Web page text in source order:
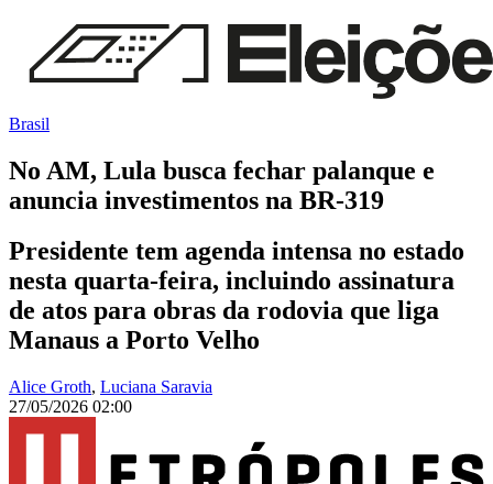
Brasil
No AM, Lula busca fechar palanque e
anuncia investimentos na BR-319
Presidente tem agenda intensa no estado
nesta quarta-feira, incluindo assinatura
de atos para obras da rodovia que liga
Manaus a Porto Velho
Alice Groth, Luciana Saravia
27/05/2026 02:00